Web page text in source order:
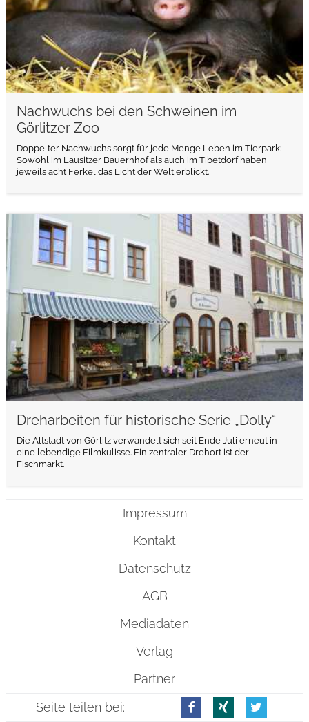
Nachwuchs bei den Schweinen im
Görlitzer Zoo
Doppelter Nachwuchs sorgt für jede Menge Leben im Tierpark:
Sowohl im Lausitzer Bauernhof als auch im Tibetdorf haben
jeweils acht Ferkel das Licht der Welt erblickt.
Dreharbeiten für historische Serie „Dolly“
Die Altstadt von Görlitz verwandelt sich seit Ende Juli erneut in
eine lebendige Filmkulisse. Ein zentraler Drehort ist der
Fischmarkt.
weiterlesen
Impressum
Kontakt
Datenschutz
AGB
Mediadaten
Verlag
Partner
Seite teilen bei: